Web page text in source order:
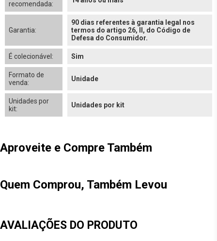
recomendada:
Garantia:
90 dias referentes à garantia legal nos
termos do artigo 26, II, do Código de
Defesa do Consumidor.
É colecionável: Sim
Formato de
venda:
Unidade
Unidades por
kit:
Unidades por kit
Aproveite e Compre Também
Quem Comprou, Também Levou
AVALIAÇÕES DO PRODUTO